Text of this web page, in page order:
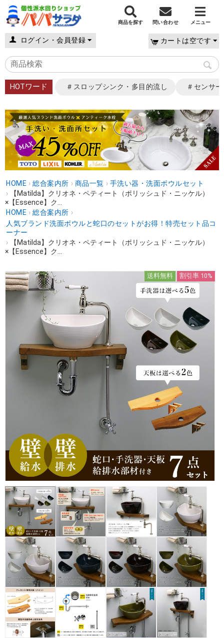
商品を探す 問い合わせ メニュー
ログイン・会員登録 カートは空です
HOTワード ＃スロップシンク・多目的流し ＃センサ
HOME › 総合案内所 › 商品一覧 › 手洗い器・洗面ボウルセット
›
【Matilda】クリオネ・ペティート（ポリッシュド・ニッケル）
×【Essence】ク...
HOME › 総合案内所 ›
人気ブランド洗面ボウルと蛇口のセットがお得！特売セット品コ
ーナー
›
【Matilda】クリオネ・ペティート（ポリッシュド・ニッケル）
×【Essence】ク...
送料無料 割引率 10%